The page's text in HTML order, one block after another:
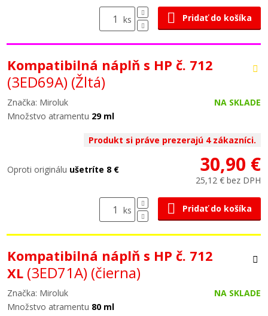
ks Pridať do košíka
Kompatibilná náplň s HP č. 712
(3ED69A) (Žltá)
Značka: Miroluk
NA SKLADE
Množstvo atramentu 29 ml
Produkt si práve prezerajú 4 zákazníci.
Oproti originálu ušetríte 8 € 30,90 €
25,12 € bez DPH
ks Pridať do košíka
Kompatibilná náplň s HP č. 712
XL (3ED71A) (čierna)
Značka: Miroluk
NA SKLADE
Množstvo atramentu 80 ml